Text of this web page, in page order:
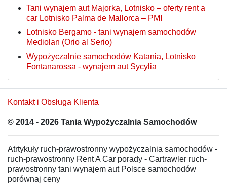
Tani wynajem aut Majorka, Lotnisko – oferty rent a
car Lotnisko Palma de Mallorca – PMI
Lotnisko Bergamo - tani wynajem samochodów
Mediolan (Orio al Serio)
Wypożyczalnie samochodów Katania, Lotnisko
Fontanarossa - wynajem aut Sycylia
Kontakt i Obsługa Klienta
© 2014 - 2026 Tania Wypożyczalnia Samochodów
Atrtykuły ruch-prawostronny wypożyczalnia samochodów -
ruch-prawostronny Rent A Car porady - Cartrawler ruch-
prawostronny tani wynajem aut Polsce samochodów
porównaj ceny